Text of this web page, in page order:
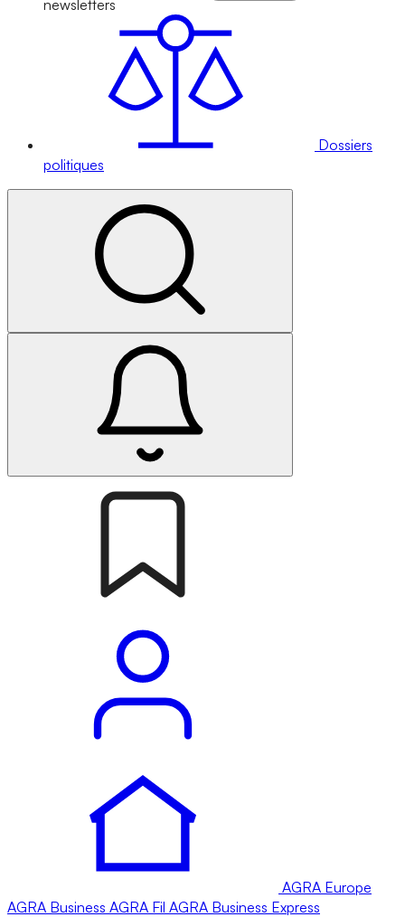
newsletters
Dossiers
politiques
AGRA Europe
AGRA Business AGRA Fil AGRA Business Express